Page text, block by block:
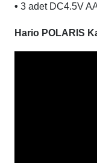
• 3 adet DC4.5V
Hario POLARIS